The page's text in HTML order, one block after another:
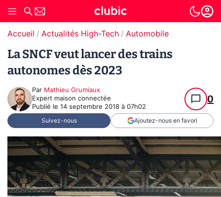
Accueil Actualités High-Tech Automobile
La SNCF veut lancer des trains
autonomes dès 2023
Par Mathieu Grumiaux
Expert maison connectée
Publié le 14 septembre 2018 à 07h02
0
Suivez-nous Ajoutez-nous en favori